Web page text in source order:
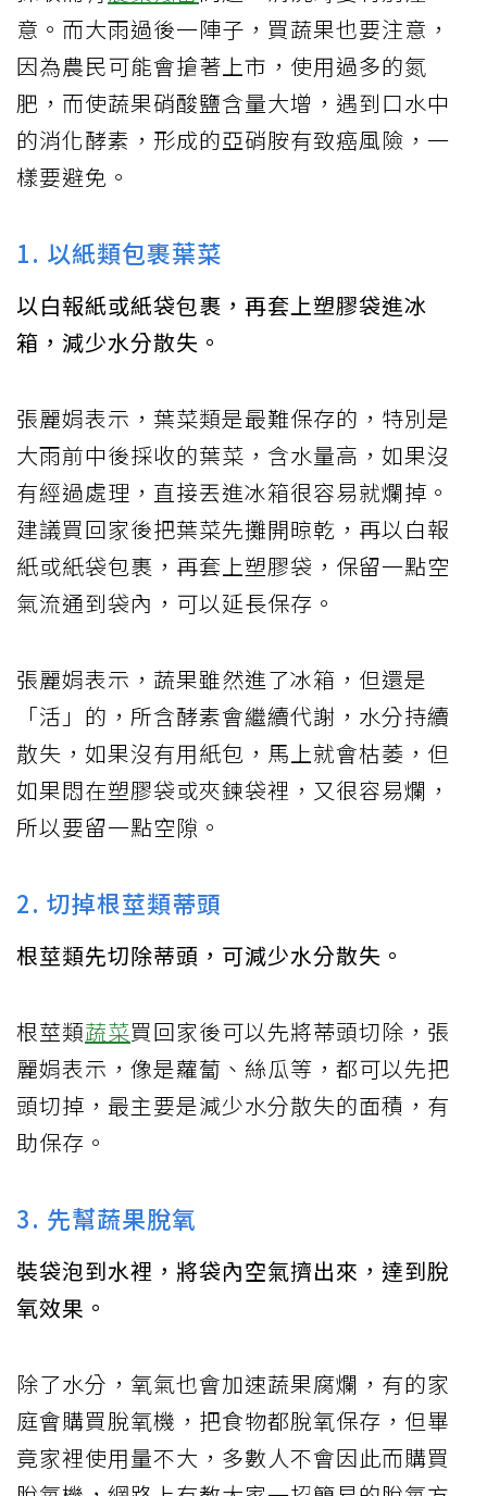
意。而大雨過後一陣子，買蔬果也要注意，
因為農民可能會搶著上市，使用過多的氮
肥，而使蔬果硝酸鹽含量大增，遇到口水中
的消化酵素，形成的亞硝胺有致癌風險，一
樣要避免。
1. 以紙類包裹葉菜
以白報紙或紙袋包裹，再套上塑膠袋進冰
箱，減少水分散失。
張麗娟表示，葉菜類是最難保存的，特別是
大雨前中後採收的葉菜，含水量高，如果沒
有經過處理，直接丟進冰箱很容易就爛掉。
建議買回家後把葉菜先攤開晾乾，再以白報
紙或紙袋包裹，再套上塑膠袋，保留一點空
氣流通到袋內，可以延長保存。
張麗娟表示，蔬果雖然進了冰箱，但還是
「活」的，所含酵素會繼續代謝，水分持續
散失，如果沒有用紙包，馬上就會枯萎，但
如果悶在塑膠袋或夾鍊袋裡，又很容易爛，
所以要留一點空隙。
2. 切掉根莖類蒂頭
根莖類先切除蒂頭，可減少水分散失。
根莖類蔬菜買回家後可以先將蒂頭切除，張
麗娟表示，像是蘿蔔、絲瓜等，都可以先把
頭切掉，最主要是減少水分散失的面積，有
助保存。
3. 先幫蔬果脫氧
裝袋泡到水裡，將袋內空氣擠出來，達到脫
氧效果。
除了水分，氧氣也會加速蔬果腐爛，有的家
庭會購買脫氧機，把食物都脫氧保存，但畢
竟家裡使用量不大，多數人不會因此而購買